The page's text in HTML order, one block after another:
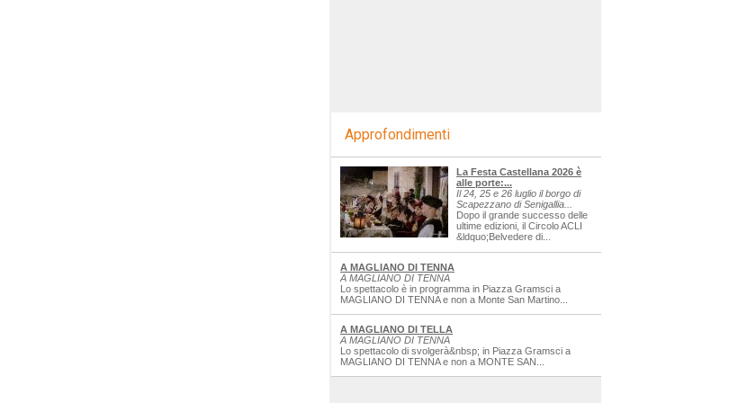
Approfondimenti
La Festa Castellana 2026 è
alle porte:...
Il 24, 25 e 26 luglio il borgo di
Scapezzano di Senigallia...
Dopo il grande successo delle
ultime edizioni, il Circolo ACLI
&ldquo;Belvedere di...
A MAGLIANO DI TENNA
A MAGLIANO DI TENNA
Lo spettacolo è in programma in Piazza Gramsci a
MAGLIANO DI TENNA e non a Monte San Martino...
A MAGLIANO DI TELLA
A MAGLIANO DI TENNA
Lo spettacolo di svolgerà&nbsp; in Piazza Gramsci a
MAGLIANO DI TENNA e non a MONTE SAN...